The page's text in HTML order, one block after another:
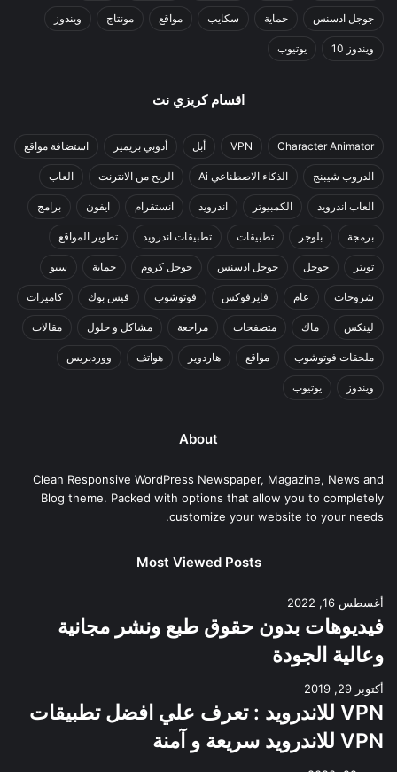
جوجل ادسنس حماية سكايب مواقع مونتاج ويندوز
ويندوز 10 يوتيوب
اقسام كريزي نت
Character Animator
VPN أبل أدوبي بريمير استضافة مواقع
الدروب شيبنج الذكاء الاصطناعي Ai الربح من الانترنت العاب
العاب اندرويد الكمبيوتر اندرويد انستقرام ايفون برامج
برمجة بلوجر تطبيقات تطبيقات اندرويد تطوير المواقع
تويتر جوجل جوجل ادسنس جوجل كروم حماية سيو
شروحات عام فايرفوكس فوتوشوب فيس بوك كاميرات
لينكس ماك متصفحات مراجعة مشاكل و حلول مقالات
ملحقات فوتوشوب مواقع هاردوير هواتف ووردبريس
ويندوز يوتيوب
About
Clean Responsive WordPress Newspaper, Magazine, News and
Blog theme. Packed with options that allow you to completely
customize your website to your needs.
Most Viewed Posts
أغسطس 16, 2022
فيديوهات بدون حقوق طبع ونشر مجانية
وعالية الجودة
أكتوبر 29, 2019
VPN للاندرويد : تعرف علي افضل تطبيقات
VPN للاندرويد سريعة و آمنة